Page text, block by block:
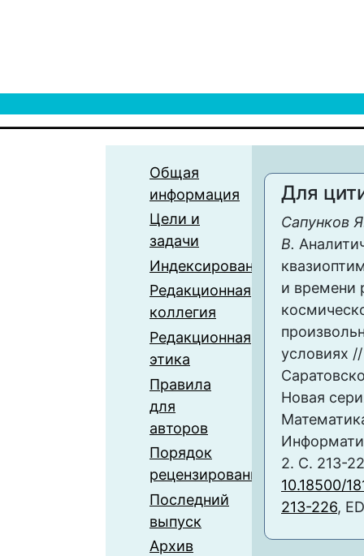
Общая
информация
Цели и
задачи
Индексирование
Редакционная
коллегия
Редакционная
этика
Правила
для
авторов
Порядок
рецензирования
Последний
выпуск
Архив
Для
Сапунков
В.
и времени
условиях
Новая
2. С. 213-
10.18500/
213-226,